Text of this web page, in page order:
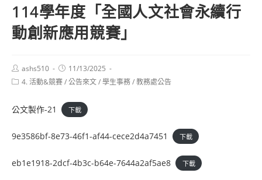
114學年度「全國人文社會永續行
動創新應用競賽」
Post
author:
ashs510
Post
published:
11/13/2025
Post4. 活動&競賽/公告來文/學生事務/教務處公告
公文製作-21 下載
9e3586bf-8e73-46f1-af44-cece2d4a7451 下載
eb1e1918-2dcf-4b3c-b64e-7644a2af5ae8 下載